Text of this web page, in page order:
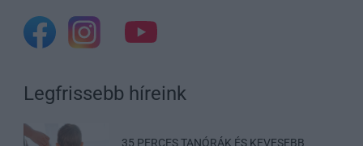
Legfrissebb híreink
35 PERCES TANÓRÁK ÉS KEVESEBB